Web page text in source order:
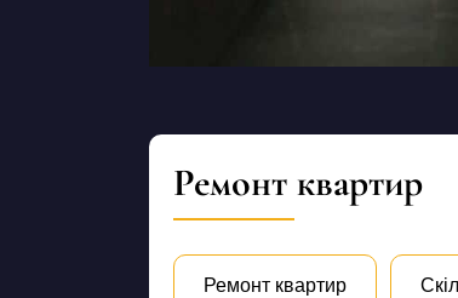
Ремонт квартир
Ремонт квартир